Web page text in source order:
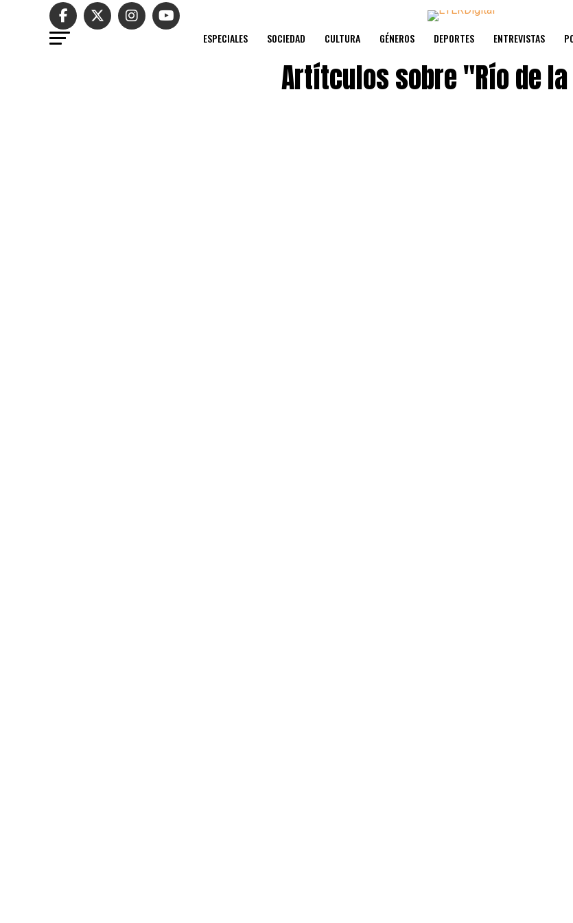
ESPECIALES SOCIEDAD CULTURA GÉNEROS DEPORTES ENTREVISTAS
Artítculos sobre"Río de